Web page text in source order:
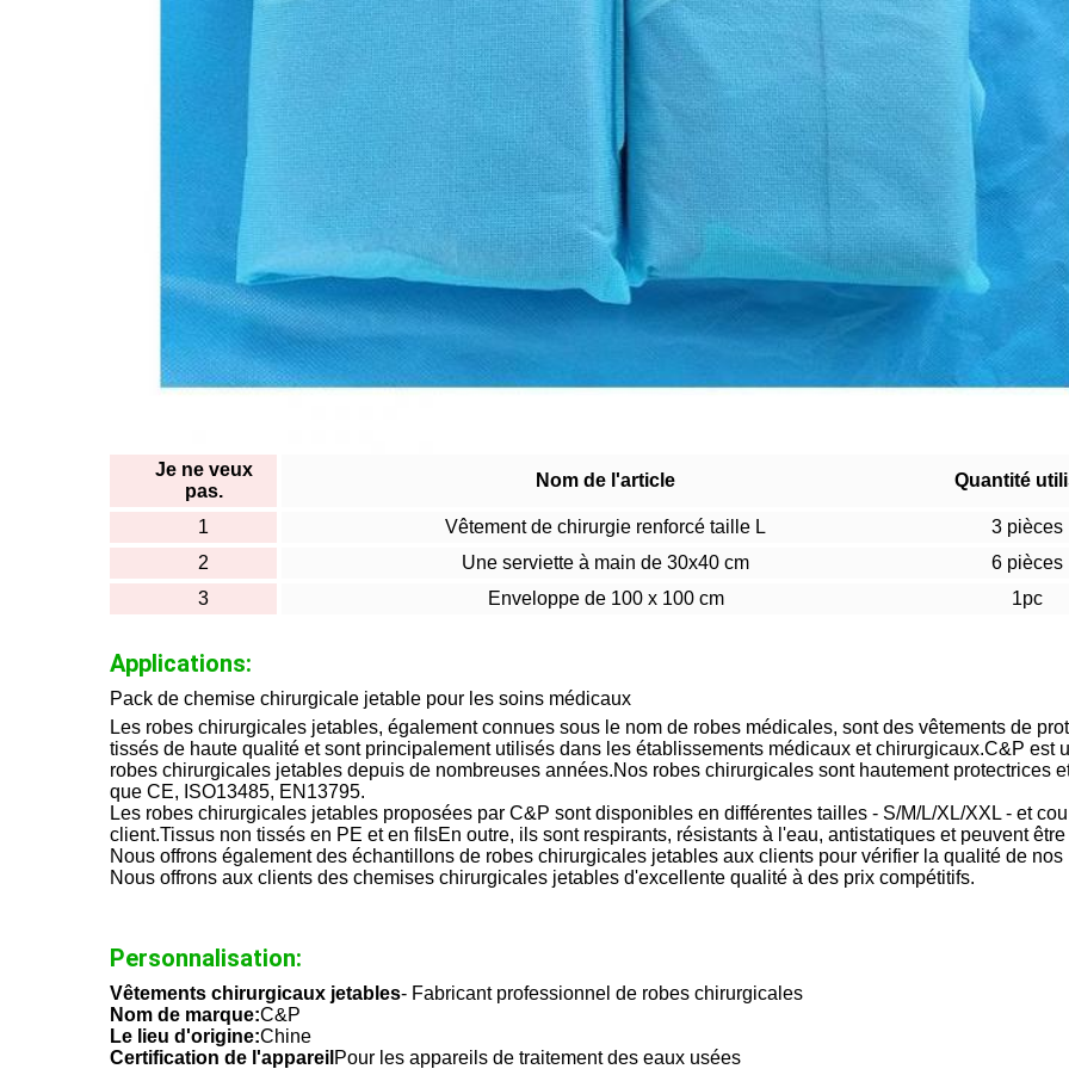
Je ne veux
pas.
Nom de l'article Quantité
1 Vêtement de chirurgie renforcé taille L
3 pièces
2
Une serviette à main de 30x40 cm
6 pièces
3
Enveloppe de 100 x 100 cm 1pc
Applications:
Pack de chemise chirurgicale jetable pour les soins médicaux
Les robes chirurgicales jetables, également connues sous le nom de robes médicales, sont des vêtements de
tissés de haute qualité et sont principalement utilisés dans les établissements médicaux et chirurgicaux.C&P est
robes chirurgicales jetables depuis de nombreuses années.Nos robes chirurgicales sont hautement protectrices
que CE, ISO13485, EN13795.
Les robes chirurgicales jetables proposées par C&P sont disponibles en différentes tailles - S/M/L/XL/XXL - et
client.Tissus non tissés en PE et en filsEn outre, ils sont respirants, résistants à l'eau, antistatiques et peuvent
Nous offrons également des échantillons de robes chirurgicales jetables aux clients pour vérifier la qualité de nos
Nous offrons aux clients des chemises chirurgicales jetables d'excellente qualité à des prix compétitifs.
Personnalisation:
Vêtements chirurgicaux jetables- Fabricant professionnel de robes chirurgicales
Nom de marque:C&P
Le lieu d'origine:Chine
Certification de l'appareil Pour les appareils de traitement des eaux usées